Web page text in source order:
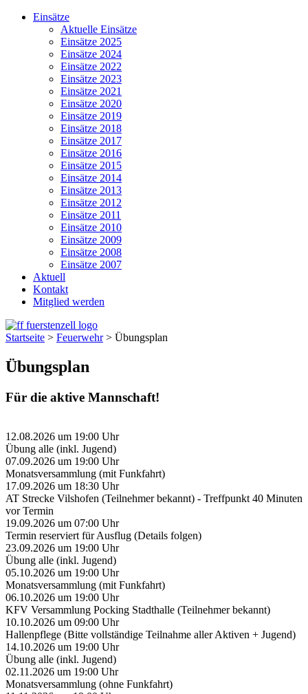
Einsätze
Aktuelle Einsätze
Einsätze 2025
Einsätze 2024
Einsätze 2022
Einsätze 2023
Einsätze 2021
Einsätze 2020
Einsätze 2019
Einsätze 2018
Einsätze 2017
Einsätze 2016
Einsätze 2015
Einsätze 2014
Einsätze 2013
Einsätze 2012
Einsätze 2011
Einsätze 2010
Einsätze 2009
Einsätze 2008
Einsätze 2007
Aktuell
Kontakt
Mitglied werden
Startseite > Feuerwehr> Übungsplan
Übungsplan
Für die aktive Mannschaft!
12.08.2026 um 19:00 Uhr
Übung alle (inkl. Jugend)
07.09.2026 um 19:00 Uhr
Monatsversammlung (mit Funkfahrt)
17.09.2026 um 18:30 Uhr
AT Strecke Vilshofen (Teilnehmer bekannt) - Treffpunkt 40 Minuten
vor Termin
19.09.2026 um 07:00 Uhr
Termin reserviert für Ausflug (Details folgen)
23.09.2026 um 19:00 Uhr
Übung alle (inkl. Jugend)
05.10.2026 um 19:00 Uhr
Monatsversammlung (mit Funkfahrt)
06.10.2026 um 19:00 Uhr
KFV Versammlung Pocking Stadthalle (Teilnehmer bekannt)
10.10.2026 um 09:00 Uhr
Hallenpflege (Bitte vollständige Teilnahme aller Aktiven + Jugend)
14.10.2026 um 19:00 Uhr
Übung alle (inkl. Jugend)
02.11.2026 um 19:00 Uhr
Monatsversammlung (ohne Funkfahrt)